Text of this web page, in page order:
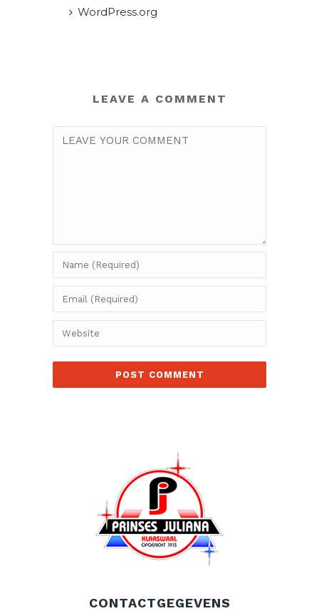
WordPress.org
LEAVE A COMMENT
CONTACTGEGEVENS